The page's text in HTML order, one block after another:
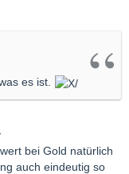
es ist.
bei Gold natürlich
auch eindeutig so